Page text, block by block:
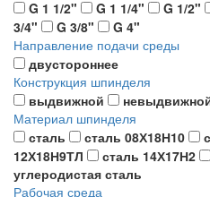
G 1 1/2"
G 1 1/4" G 1/2"
3/4"
G 3/8"
G 4"
Направление подачи среды
двустороннее
Конструкция шпинделя
выдвижной
Материал шпинделя
сталь
сталь 08Х18Н10
12Х18Н9ТЛ
сталь 14Х17Н2
углеродистая сталь
Рабочая среда